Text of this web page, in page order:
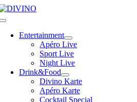
Skip
to
Toggle
NavigationEntertainment
Apéro Live
Sport Live
Night Live
Drink&Food
Divino Karte
Apéro Karte
Cocktail Special